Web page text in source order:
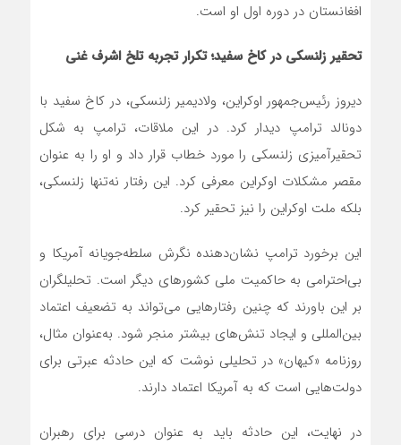
افغانستان در دوره اول او است.
تحقیر زلنسکی در کاخ سفید؛ تکرار تجربه تلخ اشرف غنی
دیروز رئیس‌جمهور اوکراین، ولادیمیر زلنسکی، در کاخ سفید با
دونالد ترامپ دیدار کرد. در این ملاقات، ترامپ به شکل
تحقیرآمیزی زلنسکی را مورد خطاب قرار داد و او را به عنوان
مقصر مشکلات اوکراین معرفی کرد. این رفتار نه‌تنها زلنسکی،
بلکه ملت اوکراین را نیز تحقیر کرد.
این برخورد ترامپ نشان‌دهنده نگرش سلطه‌جویانه آمریکا و
بی‌احترامی به حاکمیت ملی کشورهای دیگر است. تحلیلگران
بر این باورند که چنین رفتارهایی می‌تواند به تضعیف اعتماد
بین‌المللی و ایجاد تنش‌های بیشتر منجر شود. به‌عنوان مثال،
روزنامه «کیهان» در تحلیلی نوشت که این حادثه عبرتی برای
دولت‌هایی است که به آمریکا اعتماد دارند.
در نهایت، این حادثه باید به عنوان درسی برای رهبران